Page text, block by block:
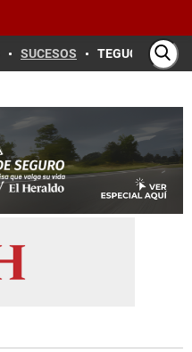
SUCESOS TEGUCIGALPA